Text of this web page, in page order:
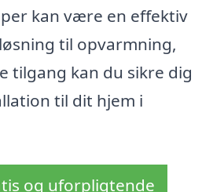
kan være en effektiv
til opvarmning,
tilgang kan du sikre dig
til dit hjem i
og uforpligtende